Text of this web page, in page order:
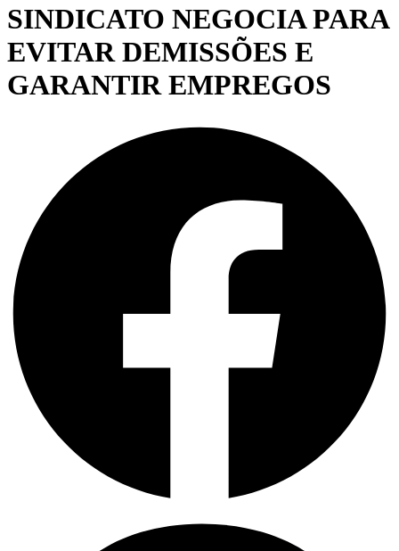
SINDICATO NEGOCIA PARA
EVITAR DEMISSÕES E
GARANTIR EMPREGOS